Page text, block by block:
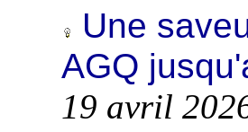
Une
AGQ
19 avril